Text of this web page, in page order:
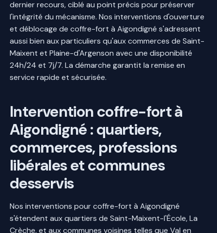
dernier recours, ciblé au point précis pour préserver
l'intégrité du mécanisme. Nos interventions d'ouverture
et déblocage de coffre-fort à Aigondigné s'adressent
aussi bien aux particuliers qu'aux commerces de Saint-
Maixent et Plaine-d'Argenson avec une disponibilité
24h/24 et 7j/7. La démarche garantit la remise en
service rapide et sécurisée.
Intervention coffre-fort à
Aigondigné : quartiers,
commerces, professions
libérales et communes
desservis
Nos interventions pour coffre-fort à Aigondigné
s'étendent aux quartiers de Saint-Maixent-l'École, La
Crèche, et aux communes voisines telles que Val en